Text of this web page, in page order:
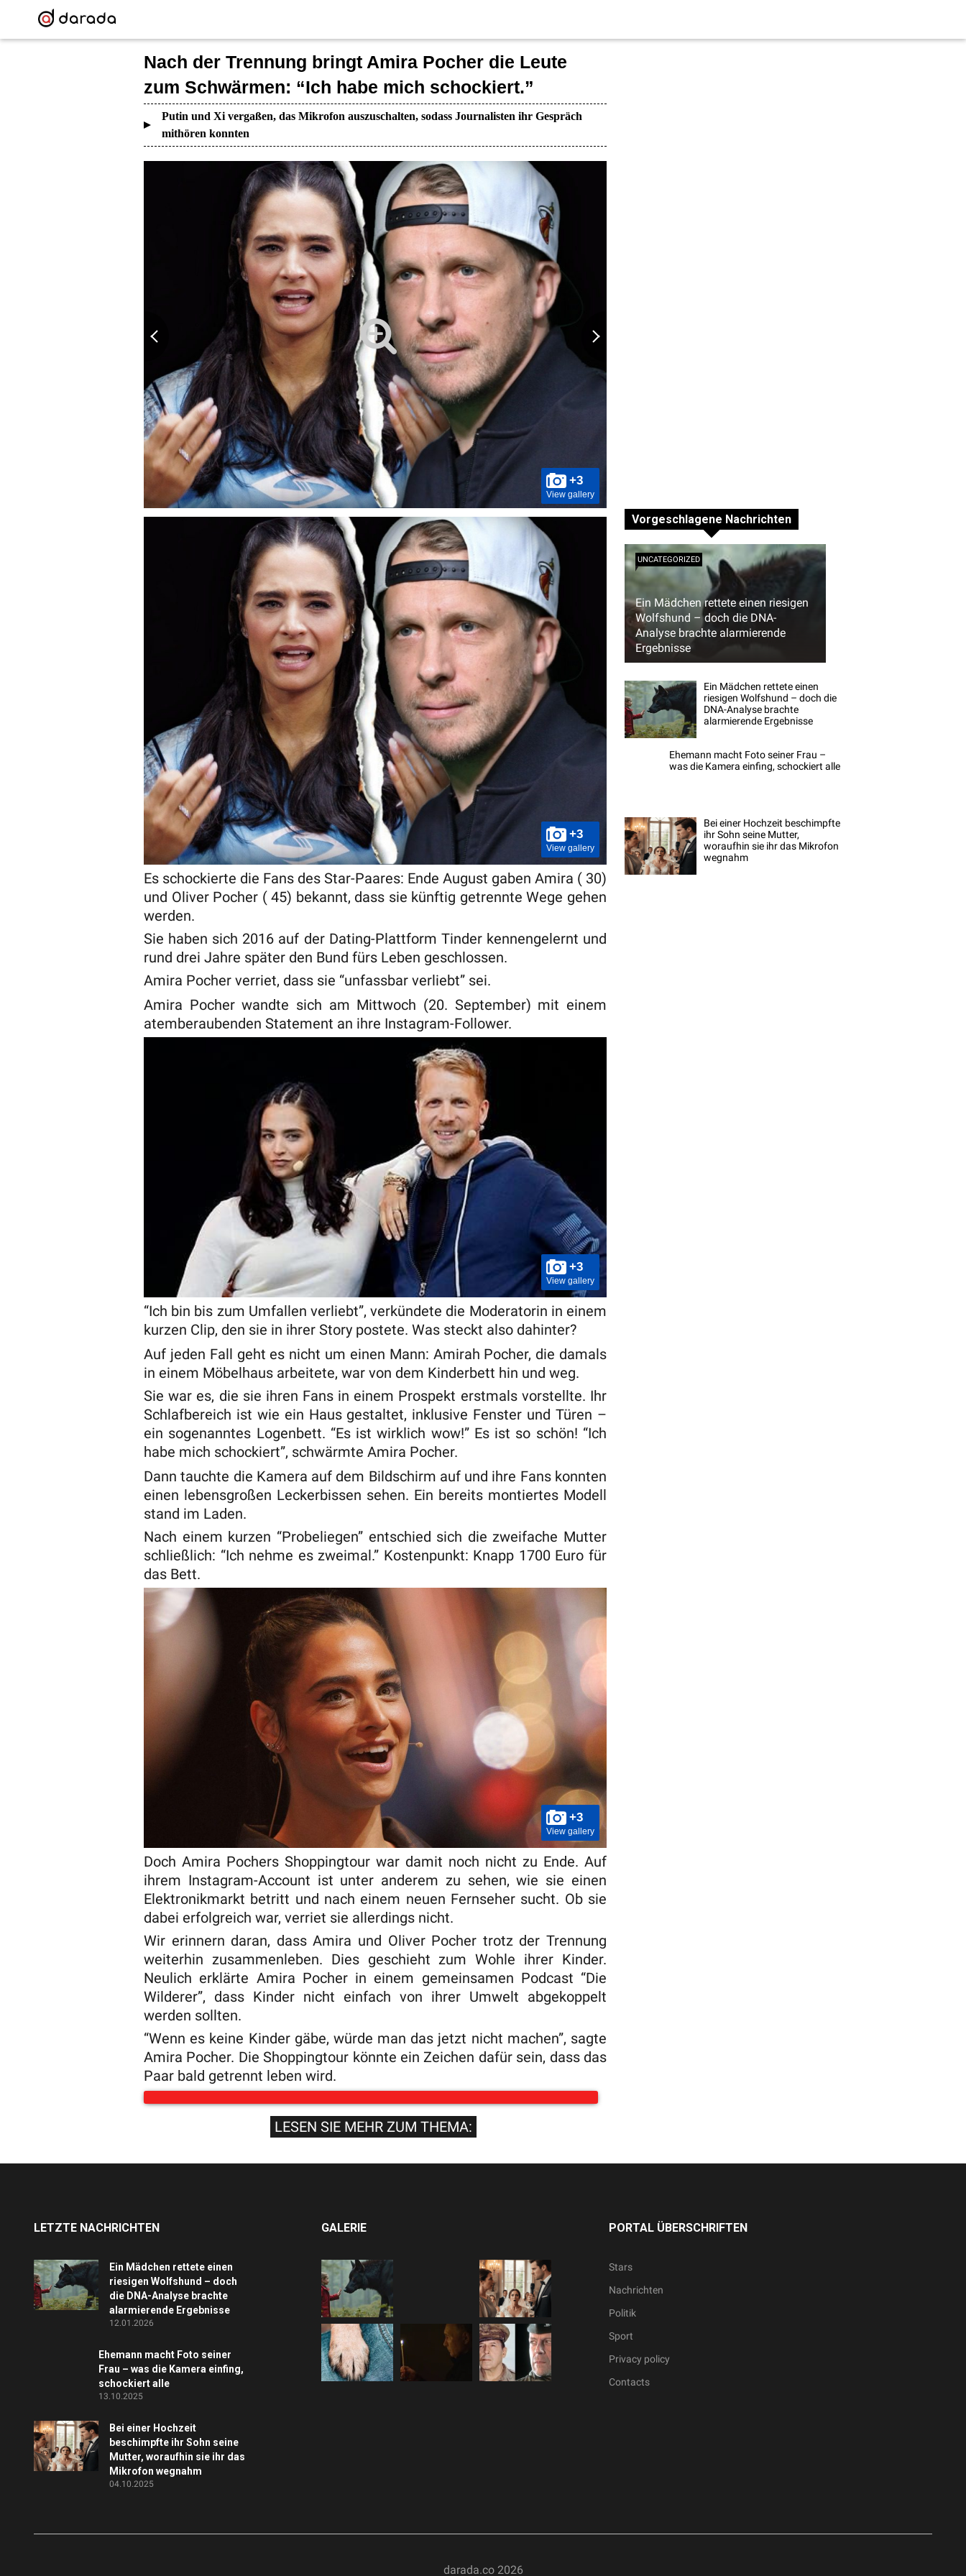
Nach der Trennung bringt Amira Pocher die Leute
zum Schwärmen: “Ich habe mich schockiert.”
Putin und Xi vergaßen, das Mikrofon auszuschalten, sodass Journalisten ihr Gespräch
mithören konnten
+3
View gallery
+3
View gallery
Es schockierte die Fans des Star-Paares: Ende August gaben Amira ( 30)
und Oliver Pocher ( 45) bekannt, dass sie künftig getrennte Wege gehen
werden.
Sie haben sich 2016 auf der Dating-Plattform Tinder kennengelernt und
rund drei Jahre später den Bund fürs Leben geschlossen.
Amira Pocher verriet, dass sie “unfassbar verliebt” sei.
Amira Pocher wandte sich am Mittwoch (20. September) mit einem
atemberaubenden Statement an ihre Instagram-Follower.
+3
View gallery
“Ich bin bis zum Umfallen verliebt”, verkündete die Moderatorin in einem
kurzen Clip, den sie in ihrer Story postete. Was steckt also dahinter?
Auf jeden Fall geht es nicht um einen Mann: Amirah Pocher, die damals
in einem Möbelhaus arbeitete, war von dem Kinderbett hin und weg.
Sie war es, die sie ihren Fans in einem Prospekt erstmals vorstellte. Ihr
Schlafbereich ist wie ein Haus gestaltet, inklusive Fenster und Türen –
ein sogenanntes Logenbett. “Es ist wirklich wow!” Es ist so schön! “Ich
habe mich schockiert”, schwärmte Amira Pocher.
Dann tauchte die Kamera auf dem Bildschirm auf und ihre Fans konnten
einen lebensgroßen Leckerbissen sehen. Ein bereits montiertes Modell
stand im Laden.
Nach einem kurzen “Probeliegen” entschied sich die zweifache Mutter
schließlich: “Ich nehme es zweimal.” Kostenpunkt: Knapp 1700 Euro für
das Bett.
+3
View gallery
Doch Amira Pochers Shoppingtour war damit noch nicht zu Ende. Auf
ihrem Instagram-Account ist unter anderem zu sehen, wie sie einen
Elektronikmarkt betritt und nach einem neuen Fernseher sucht. Ob sie
dabei erfolgreich war, verriet sie allerdings nicht.
Wir erinnern daran, dass Amira und Oliver Pocher trotz der Trennung
weiterhin zusammenleben. Dies geschieht zum Wohle ihrer Kinder.
Neulich erklärte Amira Pocher in einem gemeinsamen Podcast “Die
Wilderer”, dass Kinder nicht einfach von ihrer Umwelt abgekoppelt
werden sollten.
“Wenn es keine Kinder gäbe, würde man das jetzt nicht machen”, sagte
Amira Pocher. Die Shoppingtour könnte ein Zeichen dafür sein, dass das
Paar bald getrennt leben wird.
LESEN SIE MEHR ZUM THEMA:
Vorgeschlagene Nachrichten
Ein Mädchen rettete einen riesigen
Wolfshund – doch die DNA-
Analyse brachte alarmierende
Ergebnisse
UNCATEGORIZED
Ein Mädchen rettete einen
riesigen Wolfshund – doch die
DNA-Analyse brachte
alarmierende Ergebnisse
Ehemann macht Foto seiner Frau –
was die Kamera einfing, schockiert alle
Bei einer Hochzeit beschimpfte
ihr Sohn seine Mutter,
woraufhin sie ihr das Mikrofon
wegnahm
LETZTE NACHRICHTEN
Ein Mädchen rettete einen
riesigen Wolfshund – doch
die DNA-Analyse brachte
alarmierende Ergebnisse
12.01.2026
Ehemann macht Foto seiner
Frau – was die Kamera einfing,
schockiert alle
13.10.2025
Bei einer Hochzeit
beschimpfte ihr Sohn seine
Mutter, woraufhin sie ihr das
Mikrofon wegnahm
04.10.2025
GALERIE PORTAL ÜBERSCHRIFTEN
Stars
Nachrichten
Politik
Sport
Privacy policy
Contacts
darada.co 2026